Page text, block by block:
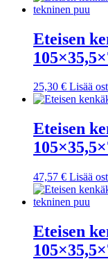
Eteisen
25,30 € Lisää
Eteisen
47,57 € Lisää
Eteisen